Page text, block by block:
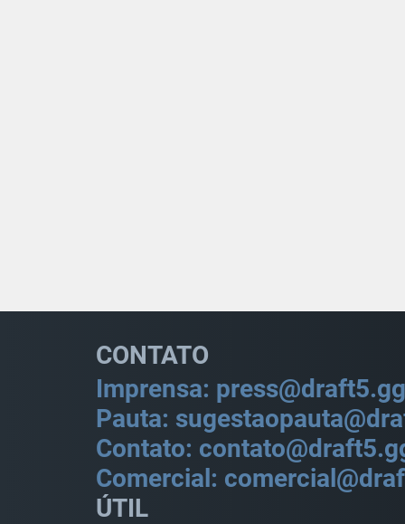
CONTATO
Imprensa: press@draft5.gg
Pauta:
Contato:
Comercial:
ÚTIL